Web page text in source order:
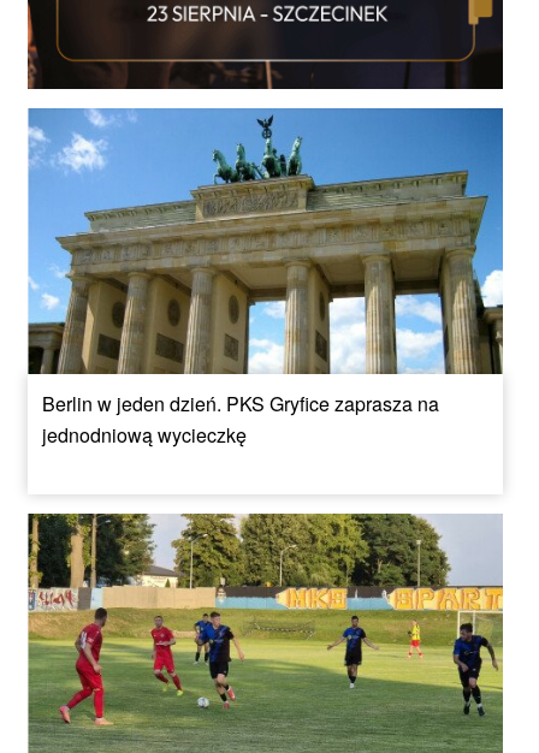
Berlin w jeden dzień. PKS Gryfice zaprasza na
jednodniową wycieczkę